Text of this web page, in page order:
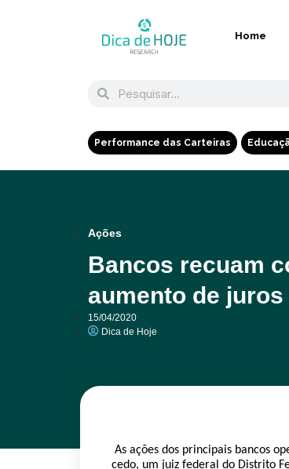
Home
Performance das Carteiras
Ações
Bancos recuam
aumento de
15/04/2020
Dica de Hoje
As ações dos principais bancos
cedo, um juiz federal do Distrito